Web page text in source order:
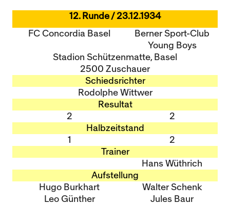
12. Runde / 23.12.1934
FC Concordia Basel
Berner Sport-Club
Young Boys
Stadion Schützenmatte, Basel
2500 Zuschauer
Schiedsrichter
Rodolphe Wittwer
Resultat
2
2
Halbzeitstand
1
2
Trainer
Hans Wüthrich
Aufstellung
Hugo Burkhart
Leo Günther
Walter Schenk
Jules Baur